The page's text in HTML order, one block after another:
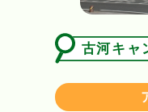
古河キ